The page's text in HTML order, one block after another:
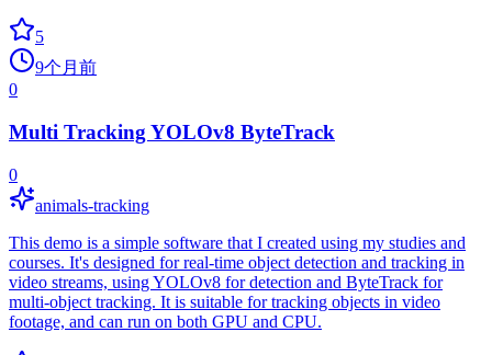
5
9个月前
0
Multi Tracking YOLOv8 ByteTrack
0
animals-tracking
This demo is a simple software that I created using my studies and
courses. It's designed for real-time object detection and tracking in
video streams, using YOLOv8 for detection and ByteTrack for
multi-object tracking. It is suitable for tracking objects in video
footage, and can run on both GPU and CPU.